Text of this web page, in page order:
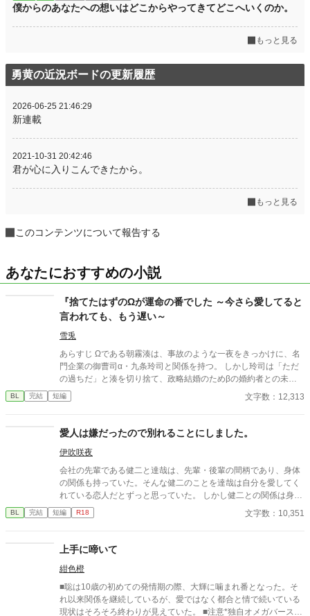
僕からのあなたへの想いはどこからやってきてどこへいくのか。
もっと見る
勇黄の近況ボードの更新履歴
2026-06-25 21:46:29
新連載
2021-10-31 20:42:46
君が心に入りこんできたから。
もっと見る
このコンテンツについて報告する
あなたにおすすめの小説
『捨てたはずのΩが運命の番でした ～今さら愛してると
言われても、もう遅い～
雪兎
あらすじ Ωである朝霧湊は、事故のような一夜をきっかけに、名
門企業の御曹司α・九条玲司と関係を持つ。 しかし玲司は「ただ
の過ちだ」と湊を切り捨て、政略結婚のためβの婚約者との未来
を選んだ。 深く傷ついた湊は、彼の前から姿を消す。 数か月後―
―。 湊の身体は、これまで誰も知らなかった希少な『遅咲きΩ』
たと知る。 「戻ってきてくれ」 今さら必死に追いかけてくる玲
司。 だが湊の隣には、自分を支え続けてくれた医師のα・神崎伊
織がいた。 「あなたは俺を捨てたでしょう」 後悔に苦しむα、執
着する第二のα、そして希少Ωを巡る陰謀。 もう二度と傷つきた
くないΩが最後に選ぶ相手とは――。 捨てた側の後悔と執着が加
速する、すれ違いオメガバースBL。
BL 完結 短編 文字数：12,313
愛人は嫌だったので別れることにしました。
伊吹咲夜
会社の先輩である健二と達哉は、先輩・後輩の間柄であり、身体
の関係も持っていた。そんな健二のことを達哉は自分を愛してく
れている恋人だとずっと思っていた。 しかし健二との関係は身体
だけで、それ以上のことはない。疑問に思っていた日、健二が結
婚したと朝礼で報告が。健二は達哉のことを愛してはいなかった
BL 完結 短編 R18 文字数：10,351
上手に啼いて
紺色橙
■聡は10歳の初めての発情期の際、大輝に噛まれ番となった。そ
れ以来関係を継続しているが、愛ではなく都合と情で続いている
現状はそろそろ終わりが見えていた。 ■注意*独自オメガバース設